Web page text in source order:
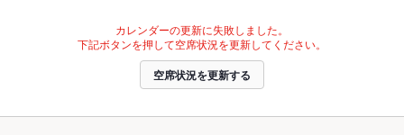
カレンダーの更新に失敗しました。
下記ボタンを押して空席状況を更新してください。
空席状況を更新する